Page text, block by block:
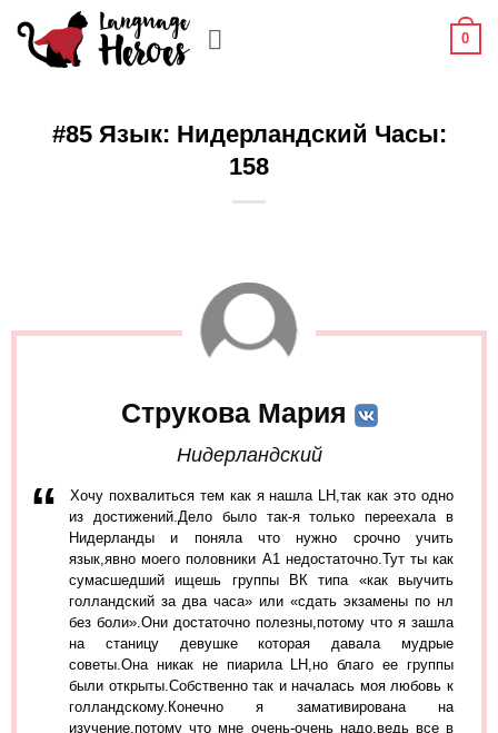
content
0
#85 Язык: Нидерландский Часы:
158
Струкова Мария
Нидерландский
Хочу похвалиться тем как я нашла LH,так как это одно
из достижений.Дело было так-я только переехала в
Нидерланды и поняла что нужно срочно учить
язык,явно моего половники А1 недостаточно.Тут ты как
сумасшедший ищешь группы ВК типа «как выучить
голландский за два часа» или «сдать экзамены по нл
без боли».Они достаточно полезны,потому что я зашла
на станицу девушке которая давала мудрые
советы.Она никак не пиарила LH,но благо ее группы
были открыты.Собственно так и началась моя любовь к
голландскому.Конечно я замативирована на
изучение,потому что мне очень-очень надо,ведь все в